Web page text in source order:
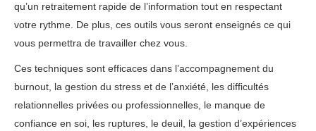
qu’un retraitement rapide de l’information tout en respectant
votre rythme. De plus, ces outils vous seront enseignés ce qui
vous permettra de travailler chez vous.
Ces techniques sont efficaces dans l’accompagnement du
burnout, la gestion du stress et de l’anxiété, les difficultés
relationnelles privées ou professionnelles, le manque de
confiance en soi, les ruptures, le deuil, la gestion d’expériences